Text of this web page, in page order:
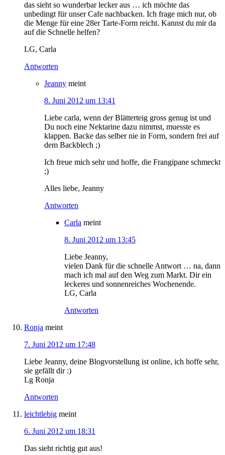
das sieht so wunderbar lecker aus … ich möchte das
unbedingt für unser Cafe nachbacken. Ich frage mich nur, ob
die Menge für eine 28er Tarte-Form reicht. Kannst du mir da
auf die Schnelle helfen?
LG, Carla
Antworten
Jeanny meint
8. Juni 2012 um 13:41
Liebe carla, wenn der Blätterteig gross genug ist und
Du noch eine Nektarine dazu nimmst, muesste es
klappen. Backe das selber nie in Form, sondern frei auf
dem Backblech ;)
Ich freue mich sehr und hoffe, die Frangipane schmeckt
;)
Alles liebe, Jeanny
Antworten
Carla meint
8. Juni 2012 um 13:45
Liebe Jeanny,
vielen Dank für die schnelle Antwort … na, dann
mach ich mal auf den Weg zum Markt. Dir ein
leckeres und sonnenreiches Wochenende.
LG, Carla
Antworten
Ronja meint
7. Juni 2012 um 17:48
Liebe Jeanny, deine Blogvorstellung ist online, ich hoffe sehr,
sie gefällt dir :)
Lg Ronja
Antworten
leichtlebig meint
6. Juni 2012 um 18:31
Das sieht richtig gut aus!